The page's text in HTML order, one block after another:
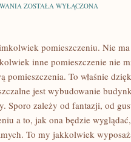
PODŁOGA
ZOSTAŁA WYŁĄCZONA
pomieszczeniu. Nie
inne pomieszczenie nie
pomieszczenia. To właśnie
jest wybudowanie
Sporo zależy od fantazji, od
a to, jak ona będzie
To my jakkolwiek